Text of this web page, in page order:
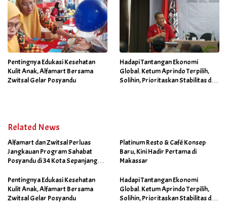
Pentingnya Edukasi Kesehatan
Kulit Anak, Alfamart Bersama
Zwitsal Gelar Posyandu
Hadapi Tantangan Ekonomi
Global. Ketum Aprindo Terpilih,
Solihin, Prioritaskan Stabilitas dan
Related News
Alfamart dan Zwitsal Perluas
Jangkauan Program Sahabat
Posyandu di 34 Kota Sepanjang
Platinum Resto & Café Konsep
Baru, Kini Hadir Pertama di
Makassar
Pentingnya Edukasi Kesehatan
Kulit Anak, Alfamart Bersama
Zwitsal Gelar Posyandu
Hadapi Tantangan Ekonomi
Global. Ketum Aprindo Terpilih,
Solihin, Prioritaskan Stabilitas dan